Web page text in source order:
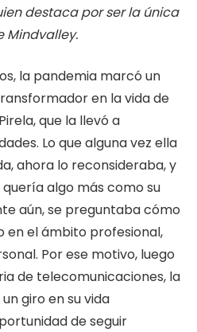
destaca por ser la única
Mindvalley.
la pandemia marcó un
en la vida de
que la llevó a
Lo que alguna vez ella
ahora lo reconsideraba, y
algo más como su
aún, se preguntaba cómo
en el ámbito profesional,
Por ese motivo, luego
de telecomunicaciones, la
giro en su vida
de seguir